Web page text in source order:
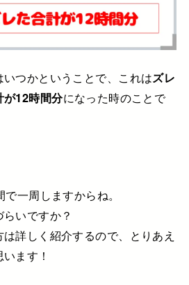
つかということで、 これはズレ
が12時間分になった時のことで
一周しますからね。
いですか？
詳しく紹介するので、
とりあえ
ます！